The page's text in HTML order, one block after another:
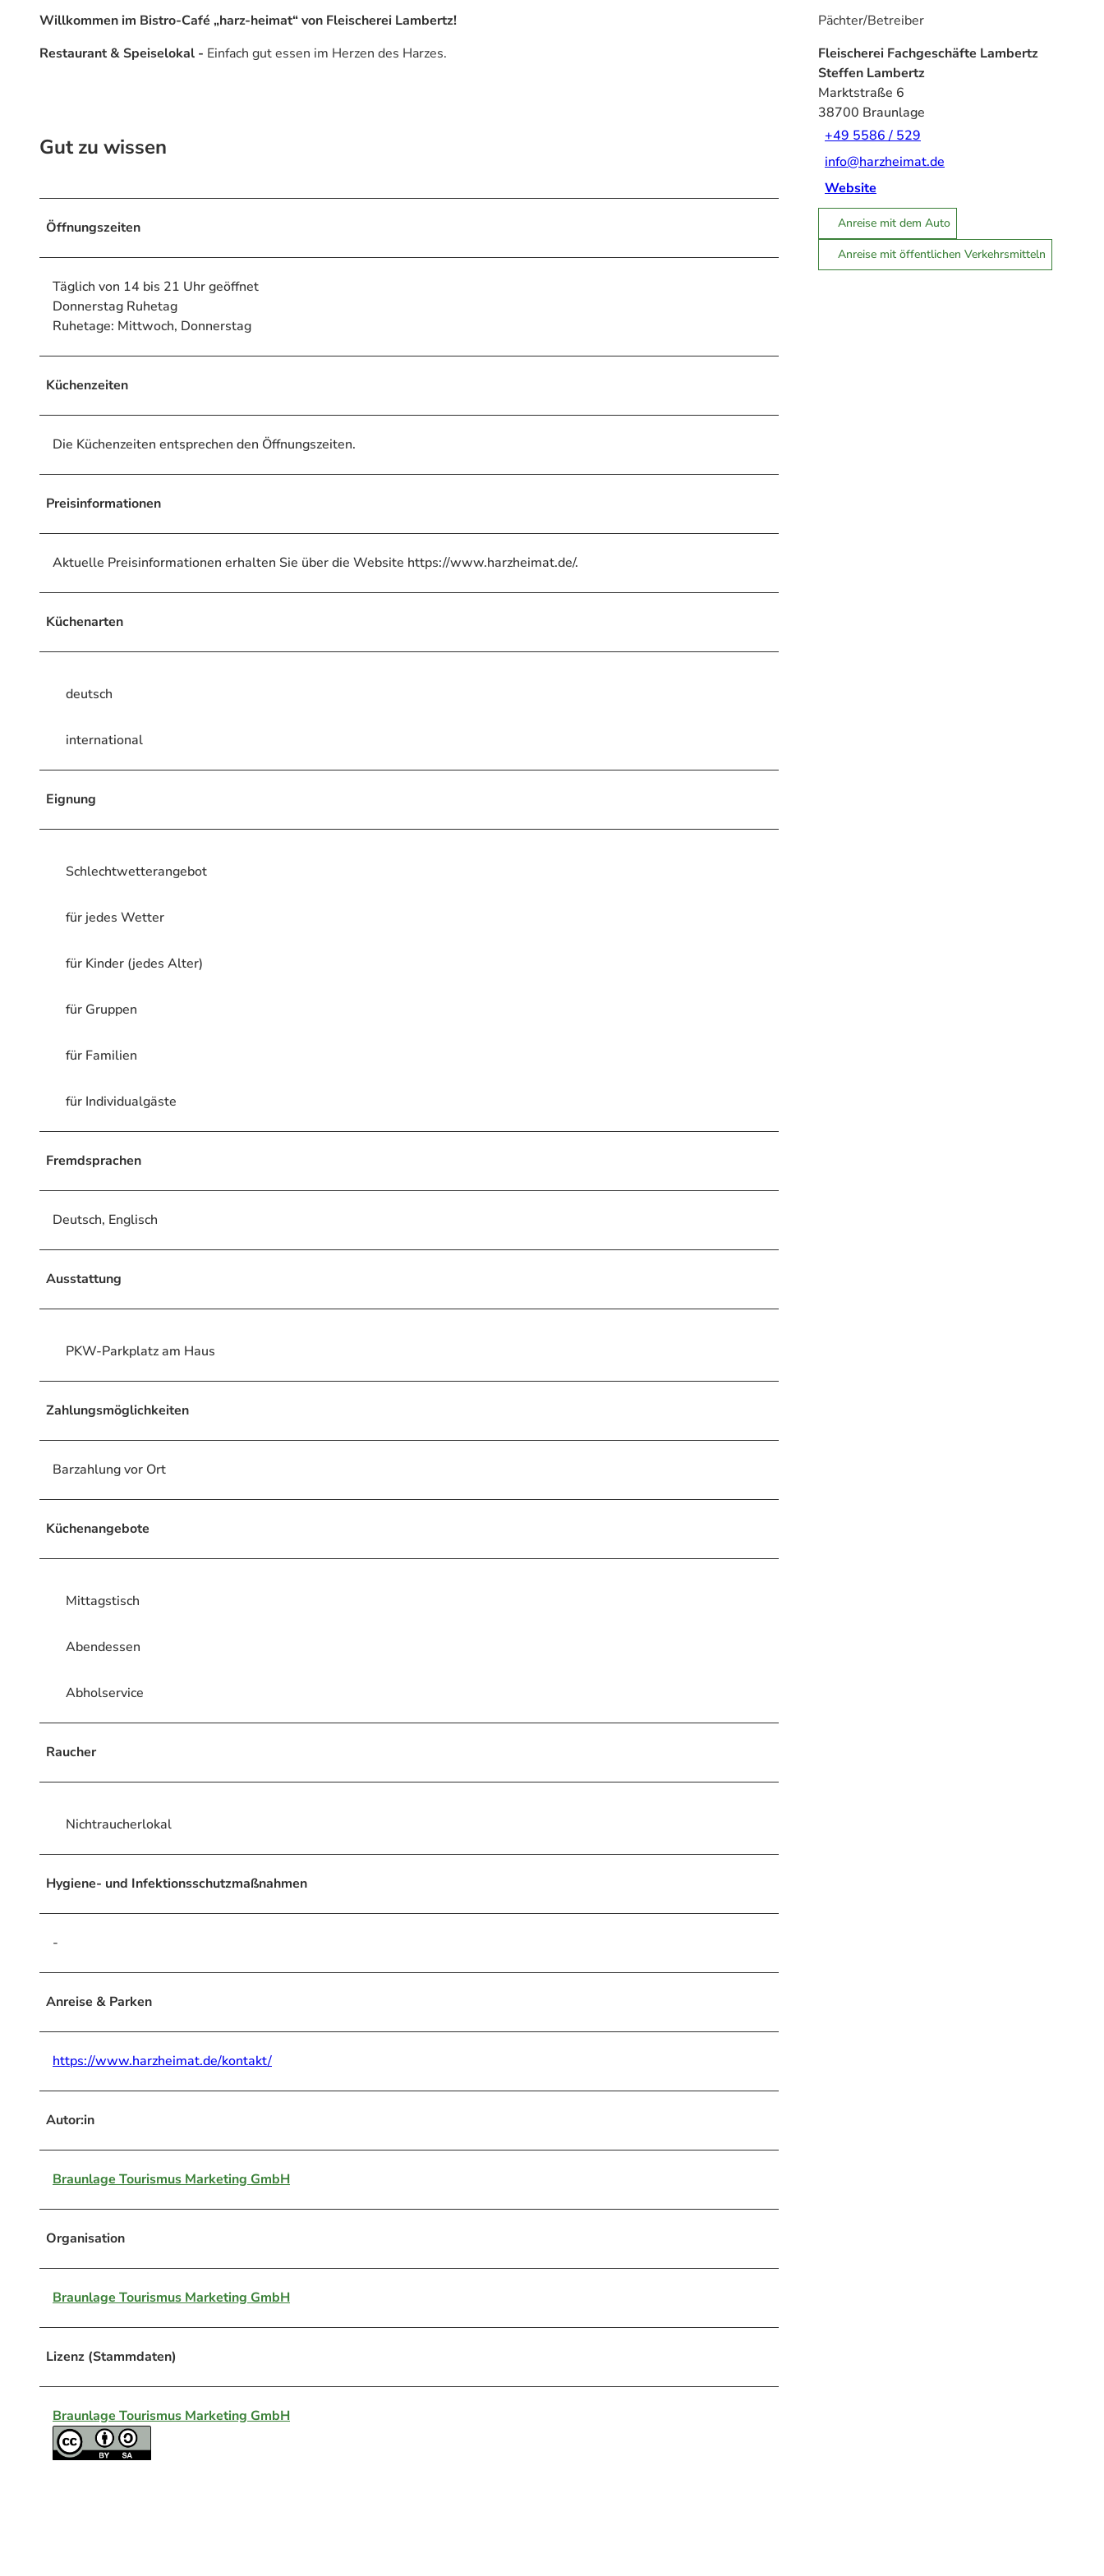
Mit der Familie
Campen
Events
Alle Events
Bauer Neigenfindt in Sankt Andreasberg im Harz
Noch lange nicht Schicht im Schacht
Die Eisflüsterer: Harzer Falken
Wanderführer Jörg Kühnhold
Alle Infos auf einen Blick
Kulinarik
Einkaufen
Willkommen im Bistro-Café „harz-heimat“ von Fleischerei Lambertz!
Restaurant & Speiselokal - Einfach gut essen im Herzen des Harzes.
Gut zu wissen
Öffnungszeiten
Täglich von 14 bis 21 Uhr geöffnet
Donnerstag Ruhetag
Ruhetage: Mittwoch, Donnerstag
Küchenzeiten
Die Küchenzeiten entsprechen den Öffnungszeiten.
Preisinformationen
Aktuelle Preisinformationen erhalten Sie über die Website https://www.harzheimat.de/.
Küchenarten
deutsch
international
Eignung
Schlechtwetterangebot
für jedes Wetter
für Kinder (jedes Alter)
für Gruppen
für Familien
für Individualgäste
Fremdsprachen
Deutsch, Englisch
Ausstattung
PKW-Parkplatz am Haus
Zahlungsmöglichkeiten
Barzahlung vor Ort
Küchenangebote
Mittagstisch
Abendessen
Abholservice
Raucher
Nichtraucherlokal
Hygiene- und Infektionsschutzmaßnahmen
-
Anreise & Parken
https://www.harzheimat.de/kontakt/
Autor:in
Braunlage Tourismus Marketing GmbH
Organisation
Braunlage Tourismus Marketing GmbH
Lizenz (Stammdaten)
Braunlage Tourismus Marketing GmbH
Pächter/Betreiber
Fleischerei Fachgeschäfte Lambertz
Steffen Lambertz
Marktstraße 6
38700 Braunlage
+49 5586 / 529
info@harzheimat.de
Website
Anreise mit dem Auto
Anreise mit öffentlichen Verkehrsmitteln